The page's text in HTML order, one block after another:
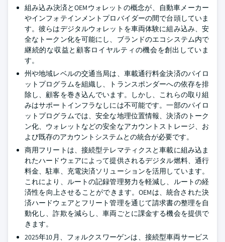
組み込み決済とOEMウォレットの概念が、自動車メーカー
やインフォテインメントプロバイダーの間で台頭していま
す。彼らはデジタルウォレットを車両体験に組み込み、安
全なトークン化を可能にし、ブランドのエコシステム内で
継続的な収益と顧客ロイヤルティの機会を創出していま
す。
州や地域レベルの交通当局は、車載通行料金決済のパイロ
ットプログラムを組織し、トランスポンダーへの依存を排
除し、顧客を巻き込んでいます。しかし、これらの取り組
みはサポートインフラなしには不可能です。一部のパイロ
ットプログラムでは、安全な地理位置情報、決済のトーク
ン化、ウォレットなどの安全なアカウントストレージ、お
よび既存のアカウントシステムとの統合が必要です。
商用フリートは、接続型テレマティクスと車載に組み込ま
れたハードウェアによって提供されるデジタル燃料、通行
料金、駐車、充電決済ソリューションを活用しています。
これにより、ルートの記録管理努力を軽減し、ルートの経
済性を向上させることができます。OEMは、統合された決
済ハードウェアとフリート管理を通じて請求書の整理を自
動化し、詐欺を減らし、車両ごとに課金する機会を提供で
きます。
2025年10月、フォルクスワーゲンは、接続型車両サービス